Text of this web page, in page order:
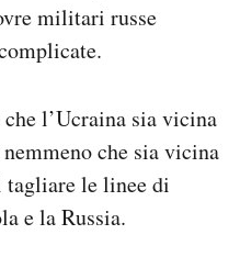
militari russe
l’Ucraina sia vicina
che sia vicina
le linee di
e la Russia.